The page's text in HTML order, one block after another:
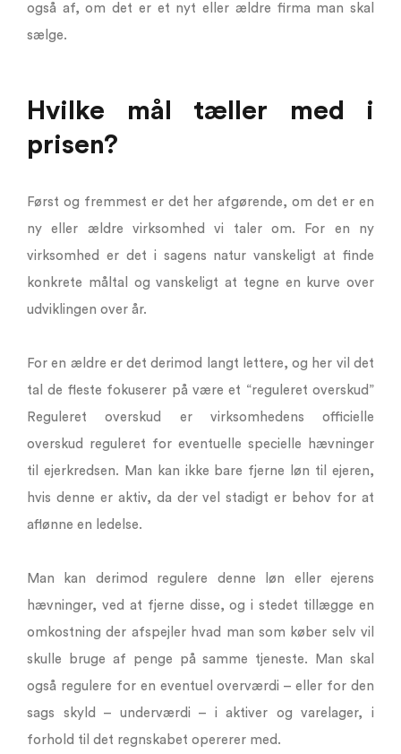
også af, om det er et nyt eller ældre firma man skal
sælge.
Hvilke mål tæller med i
prisen?
Først og fremmest er det her afgørende, om det er en
ny eller ældre virksomhed vi taler om. For en ny
virksomhed er det i sagens natur vanskeligt at finde
konkrete måltal og vanskeligt at tegne en kurve over
udviklingen over år.
For en ældre er det derimod langt lettere, og her vil det
tal de fleste fokuserer på være et “reguleret overskud”
Reguleret overskud er virksomhedens officielle
overskud reguleret for eventuelle specielle hævninger
til ejerkredsen. Man kan ikke bare fjerne løn til ejeren,
hvis denne er aktiv, da der vel stadigt er behov for at
aflønne en ledelse.
Man kan derimod regulere denne løn eller ejerens
hævninger, ved at fjerne disse, og i stedet tillægge en
omkostning der afspejler hvad man som køber selv vil
skulle bruge af penge på samme tjeneste. Man skal
også regulere for en eventuel overværdi – eller for den
sags skyld – underværdi – i aktiver og varelager, i
forhold til det regnskabet opererer med.